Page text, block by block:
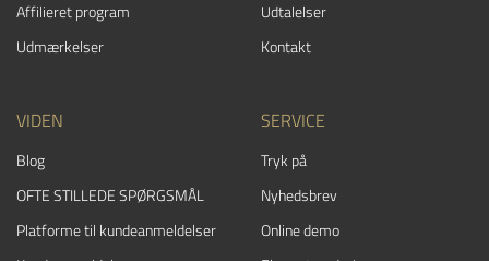
Affilieret program
Udmærkelser
Udtalelser
Kontakt
VIDEN
Blog
OFTE STILLEDE SPØRGSMÅL
Platforme til kundeanmeldelser
SERVICE
Tryk på
Nyhedsbrev
Online demo